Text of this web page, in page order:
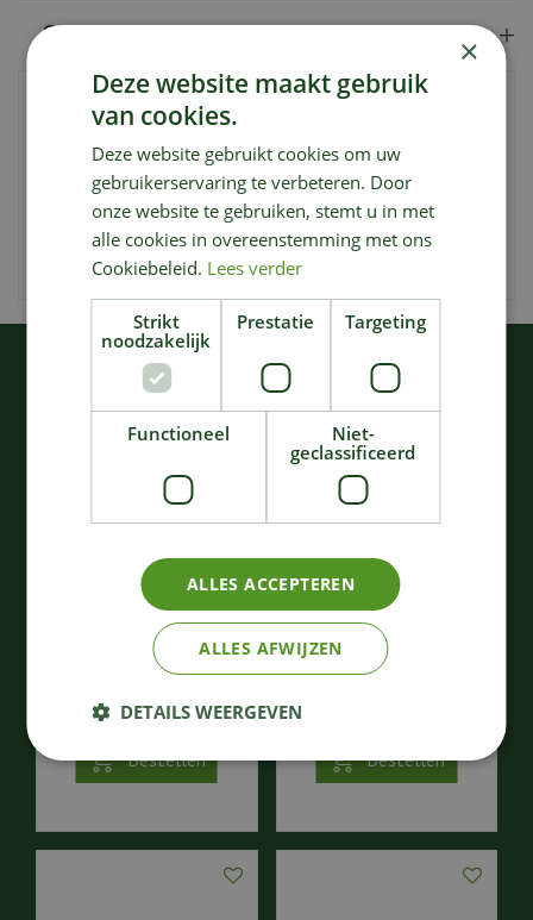
Showroom
Dit bord met handvat in warm bruin voegt een vleugje
praktisch nut en stijl toe aan uw tafelarrangement. Met
zijn rijke kleur en handige handvat is dit bord ideaal voor
het serveren van snacks, kleine gerechten en meer.
Gemaakt van hoogwaardig keramiek, biedt het
duurzaamheid en een vleugje rustieke charme. Voeg een
vleugje functionaliteit en warmte toe aan uw culinaire
KIJK OOK EENS NAAR:
Diep bord M bruin La
Mère
30,
Bestellen
Bord XL bruin La Mère
Bestellen
×
Deze website maakt gebruik
van cookies.
Deze website gebruikt cookies om uw
gebruikerservaring te verbeteren. Door
onze website te gebruiken, stemt u in met
alle cookies in overeenstemming met ons
Cookiebeleid. Lees verder
Strikt
noodzakelijk
Prestatie Targeting
Functioneel
Niet-
geclassificeerd
ALLES ACCEPTEREN
ALLES AFWIJZEN
DETAILS WEERGEVEN